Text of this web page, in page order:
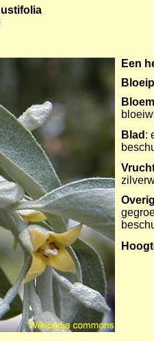
Een
Bloem
Blad :